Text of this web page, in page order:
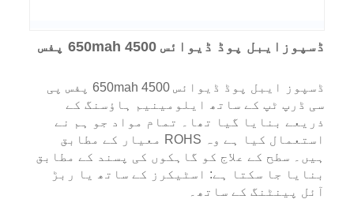
ڈسپوزایبل پوڈ ڈیوائس 650mah 4500 پفس
ڈسپوز ایبل پوڈ ڈیوائس 650mah 4500 پفس پی
سی ڈرپ ٹپ کے ساتھ ایلومینیم ہاؤسنگ کے
ذریعے بنایا گیا تھا۔ تمام مواد جو ہم نے
استعمال کیا ہے وہ ROHS معیار کے مطابق
ہیں۔ سطح کے علاج کو گاہکوں کی پسند کے مطابق
بنایا جا سکتا ہے: اسٹیکرز کے ساتھ یا ربڑ
آئل پینٹنگ کے ساتھ۔